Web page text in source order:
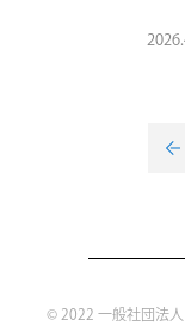
© 2022 一般社団法人